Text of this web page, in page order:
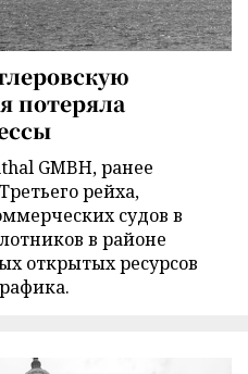
потеряла
GMBH, ранее
рейха,
судов в
в районе
открытых ресурсов